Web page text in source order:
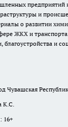
предприятий
и
о развитии
ЖКХ и
благоустройства и
Чувашская
К.С.
16+